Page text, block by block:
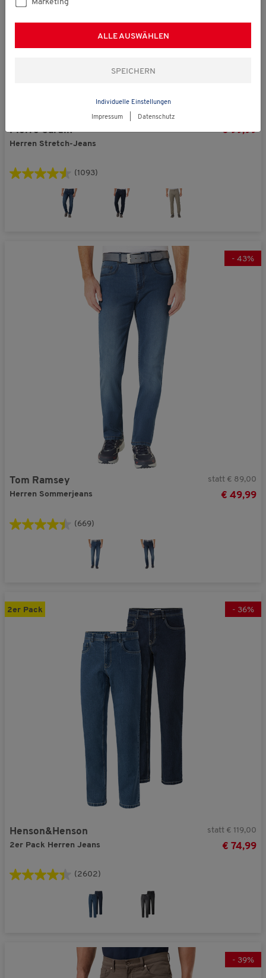
Pierre Cardin
Herren Stretch-Jeans
€ 99,99
(1093)
- 43%
Tom Ramsey
Herren Sommerjeans
statt € 89,00
€ 49,99
(669)
2er Pack - 36%
Henson&Henson
2er Pack Herren Jeans
statt € 119,00
€ 74,99
(2602)
- 39%
Marketing
ALLE AUSWÄHLEN
Individuelle Einstellungen
Impressum Datenschutz